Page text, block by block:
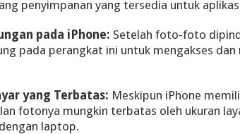
penyimpanan yang tersedia untuk
pada iPhone: Setelah foto-foto
pada perangkat ini untuk mengakses
yang Terbatas: Meskipun iPhone
fotonya mungkin terbatas oleh ukuran
laptop.